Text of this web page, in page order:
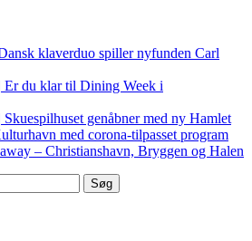
klaverduo spiller nyfunden Carl
Er du klar til Dining Week i
Skuespilhuset genåbner med ny Hamlet
med corona-tilpasset program
– Christianshavn, Bryggen og Halen